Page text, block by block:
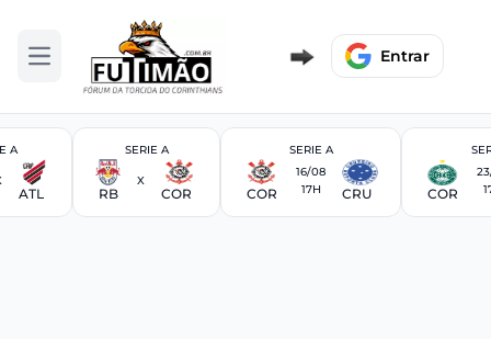
Abrir menu Entrar
A
ATL
SERIE A
RB
X
COR
SERIE A
COR
16/08
17H
CRU COR